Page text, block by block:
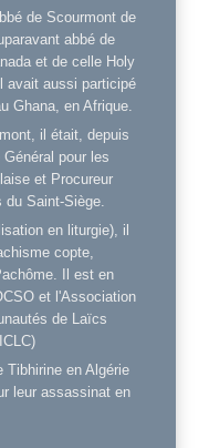
de Scourmont de
abbé de
et de celle Holy
avait aussi participé
Ghana, en Afrique.
il était, depuis
pour les
et Procureur
du Saint-Siège.
en liturgie), il
copte,
Il est en
et l'Association
de Laïcs
Tibhirine en Algérie
leur assassinat en